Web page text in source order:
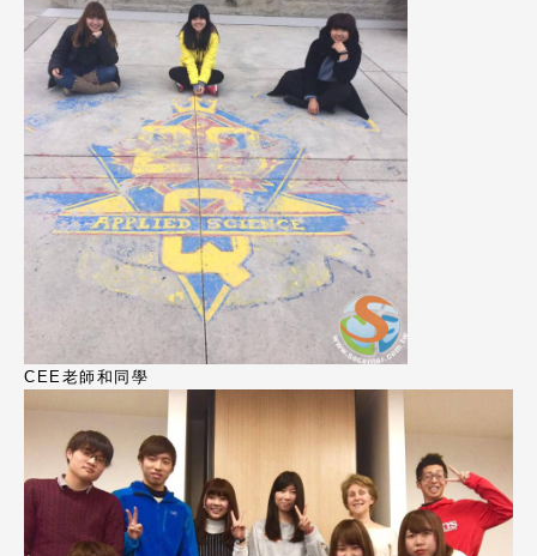
熱門搜尋：
加拿大RO 任意門 遊學團
教育學區
Pathway
Promotion 最新優惠
Program 課程選擇
SEC 知識庫
CEE老師和同學